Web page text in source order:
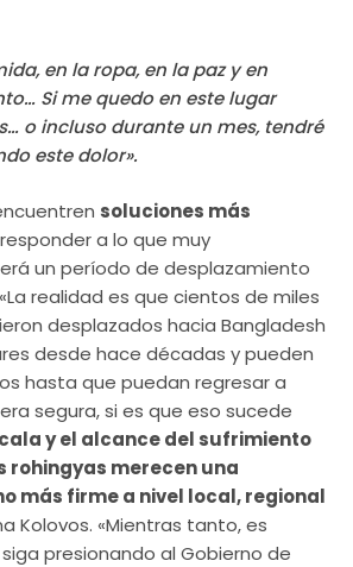
en la ropa, en la paz y en
Si me quedo en este lugar
o incluso durante un mes, tendré
este dolor».
soluciones más
a lo que muy
un período de desplazamiento
realidad es que cientos de miles
desplazados hacia Bangladesh
desde hace décadas y pueden
hasta que puedan regresar a
segura, si es que eso sucede
y el alcance del sufrimiento
rohingyas merecen una
más firme a nivel local, regional
Kolovos. «Mientras tanto, es
presionando al Gobierno de